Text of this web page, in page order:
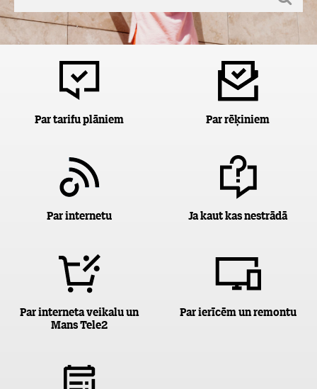
Par tarifu plāniem Par rēķiniem
Par internetu Ja kaut kas nestrādā
Par interneta veikalu un
Mans Tele2
Par ierīcēm un remontu